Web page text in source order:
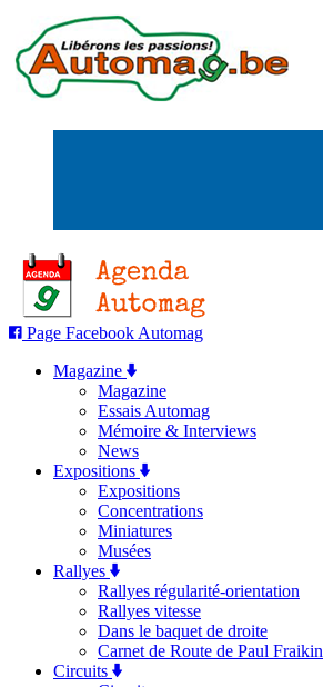
Page Facebook Automag
Magazine
Magazine
Essais Automag
Mémoire & Interviews
News
Expositions
Expositions
Concentrations
Miniatures
Musées
Rallyes
Rallyes régularité-orientation
Rallyes vitesse
Dans le baquet de droite
Carnet de Route de Paul Fraikin
Circuits